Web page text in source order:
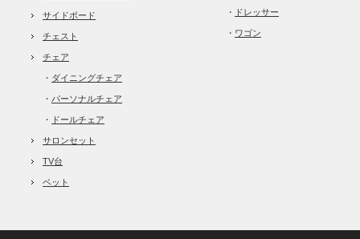
サイドボード
チェスト
チェア
・ ダイニングチェア
・ パーソナルチェア
・ ドールチェア
サロンセット
TV台
ベット
・ ドレッサー
・ ワゴン